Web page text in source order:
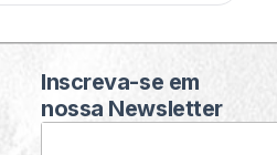
responsabilidade omissiva
Inscreva-se em
nossa Newsletter